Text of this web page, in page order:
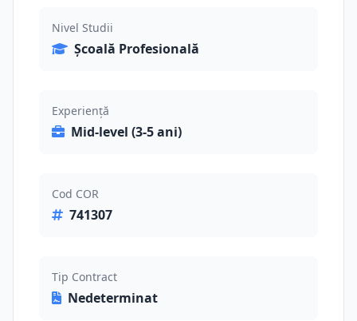
Nivel Studii
Școală Profesională
Experiență
Mid-level (3-5 ani)
Cod COR
741307
Tip Contract
Nedeterminat